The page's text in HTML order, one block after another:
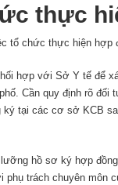
thực
tổ chức thực hiện hợp
hợp với Sở Y tế để
Cần quy định rõ
ký tại các cơ sở KCB
hồ sơ ký hợp
phụ trách chuyên môn